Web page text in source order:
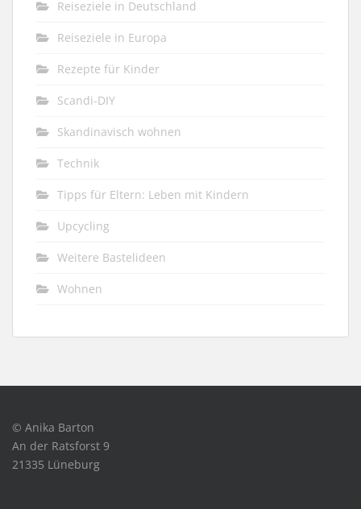
Reiseziele in Deutschland
Reiseziele in Europa
Rezepte für Kinder
Scandi-DIY
Skandinavisch wohnen
Technik
Tipps für Eltern: Leben mit Kindern
Upcycling
Weitere Bastelideen
Wohnen
© Anika Barton
An der Ratsforst 9
21335 Lüneburg